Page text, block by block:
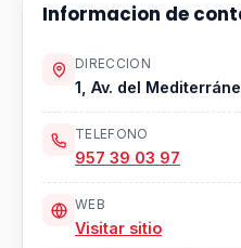
Informacion de
DIRECCION
1, Av. del
TELEFONO
957 39 03 97
WEB
Visitar sitio